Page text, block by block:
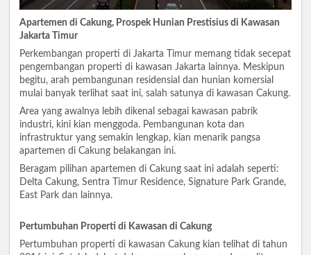
Apartemen di Cakung, Prospek Hunian Prestisius di Kawasan
Jakarta Timur
Perkembangan properti di Jakarta Timur memang tidak secepat
pengembangan properti di kawasan Jakarta lainnya. Meskipun
begitu, arah pembangunan residensial dan hunian komersial
mulai banyak terlihat saat ini, salah satunya di kawasan Cakung.
Area yang awalnya lebih dikenal sebagai kawasan pabrik
industri, kini kian menggoda. Pembangunan kota dan
infrastruktur yang semakin lengkap, kian menarik pangsa
apartemen di Cakung belakangan ini.
Beragam pilihan apartemen di Cakung saat ini adalah seperti:
Delta Cakung, Sentra Timur Residence, Signature Park Grande,
East Park dan lainnya.
Pertumbuhan Properti di Kawasan di Cakung
Pertumbuhan properti di kawasan Cakung kian telihat di tahun